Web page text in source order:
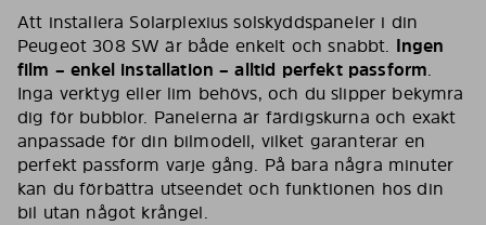
Att installera Solarplexius solskyddspaneler i din
Peugeot 308 SW är både enkelt och snabbt. Ingen
film – enkel installation – alltid perfekt passform.
Inga verktyg eller lim behövs, och du slipper bekymra
dig för bubblor. Panelerna är färdigskurna och exakt
anpassade för din bilmodell, vilket garanterar en
perfekt passform varje gång. På bara några minuter
kan du förbättra utseendet och funktionen hos din
bil utan något krångel.